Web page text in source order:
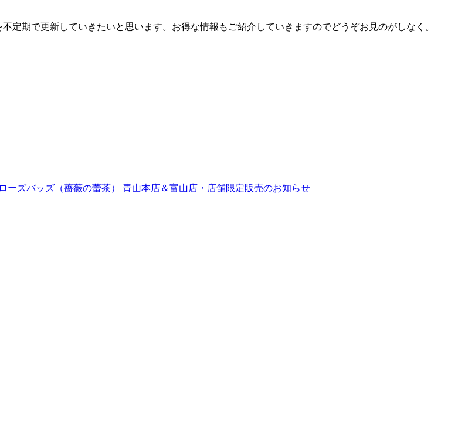
定期で更新していきたいと思います。お得な情報もご紹介していきますのでどうぞお見のがしなく。
ーズバッズ（薔薇の蕾茶） 青山本店＆富山店・店舗限定販売のお知らせ